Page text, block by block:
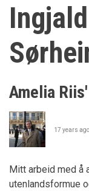
Amelia
17 years ago
Mitt arbeid med å
utenlandsformue